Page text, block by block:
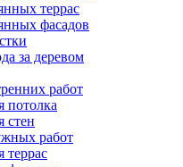
террас
фасадов
за деревом
работ
потолка
стен
работ
террас